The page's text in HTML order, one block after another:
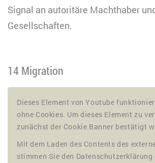
Signal an autoritäre Machthaber
Gesellschaften.
14 Migration
Dieses Element von Youtube
ohne Cookies. Um dieses Element zu
zunächst der Cookie Banner bestätigt
Mit dem Laden des Contents des
stimmen Sie den Datenschutzerklärung